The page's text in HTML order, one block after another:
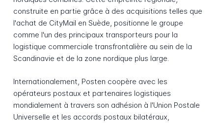
construite en partie grâce à des acquisitions telles que
l'achat de CityMail en Suède, positionne le groupe
comme l'un des principaux transporteurs pour la
logistique commerciale transfrontalière au sein de la
Scandinavie et de la zone nordique plus large.
Internationalement, Posten coopère avec les
opérateurs postaux et partenaires logistiques
mondialement à travers son adhésion à l'Union Postale
Universelle et les accords postaux bilatéraux,